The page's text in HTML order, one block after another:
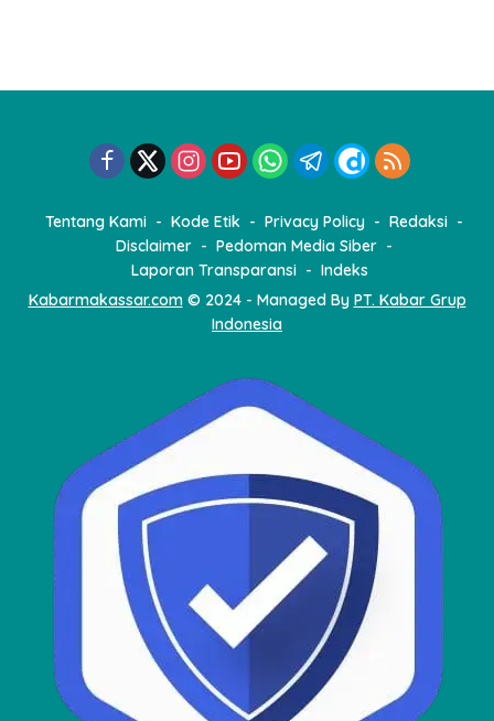
Tentang Kami Kode Etik Privacy Policy
Redaksi
Disclaimer
Pedoman Media Siber
Laporan Transparansi
Indeks
Kabarmakassar.com© 2024 - Managed By PT. Kabar Grup
Indonesia